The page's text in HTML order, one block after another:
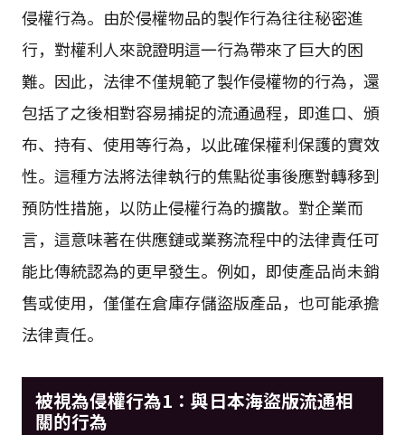
侵權行為。由於侵權物品的製作行為往往秘密進
行，對權利人來說證明這一行為帶來了巨大的困
難。因此，法律不僅規範了製作侵權物的行為，還
包括了之後相對容易捕捉的流通過程，即進口、頒
布、持有、使用等行為，以此確保權利保護的實效
性。這種方法將法律執行的焦點從事後應對轉移到
預防性措施，以防止侵權行為的擴散。對企業而
言，這意味著在供應鏈或業務流程中的法律責任可
能比傳統認為的更早發生。例如，即使產品尚未銷
售或使用，僅僅在倉庫存儲盜版產品，也可能承擔
法律責任。
被視為侵權行為1：與日本海盜版流通相
關的行為